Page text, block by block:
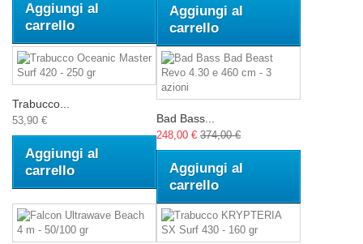
Aggiungi al
carrello
Aggiungi al
carrello
Trabucco...
53,90 €
Aggiungi al
carrello
Bad Bass...
248,00 € 374,00 €
Aggiungi al
carrello